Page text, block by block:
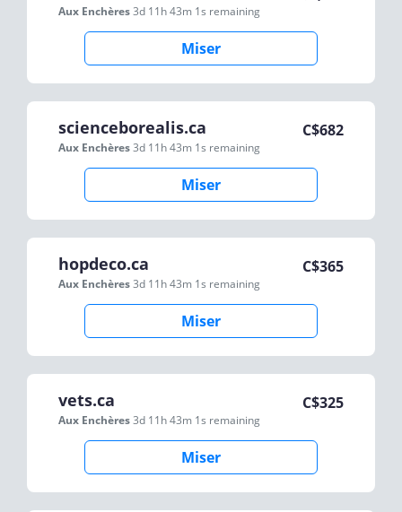
Aux Enchères3d 11h 43m 1s remaining
Miser
scienceborealis.ca
Aux Enchères3d 11h 43m 1s remaining
C$682
Miser
hopdeco.ca
Aux Enchères3d 11h 43m 1s remaining
C$365
Miser
vets.ca
Aux Enchères3d 11h 43m 1s remaining
C$325
Miser